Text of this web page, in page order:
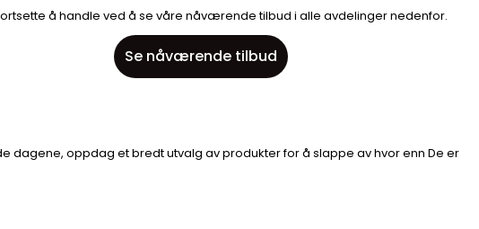
å handle ved å se våre nåværende tilbud i alle avdelinger nedenfor.
Se nåværende tilbud
dagene, oppdag et bredt utvalg av produkter for å slappe av hvor enn De er